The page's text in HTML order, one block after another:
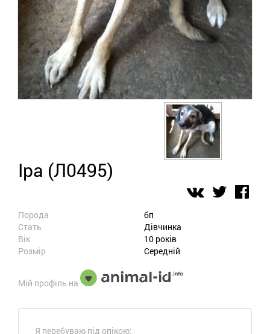
Іра (Л0495)
Порода
бп
Стать
Дівчинка
Вік
10 років
Розмір
Середній
Мій профіль на
Я перебуваю під опікою: